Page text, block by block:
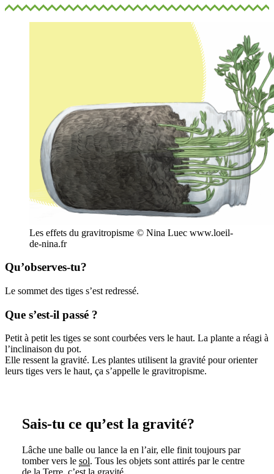
Les effets du gravitropisme © Nina Luec www.loeil-
de-nina.fr
Qu’observes-tu?
Le sommet des tiges s’est redressé.
Que s’est-il passé ?
Petit à petit les tiges se sont courbées vers le haut. La plante a réagi à
l’inclinaison du pot.
Elle ressent la gravité. Les plantes utilisent la gravité pour orienter
leurs tiges vers le haut, ça s’appelle le gravitropisme.
Sais-tu ce qu’est la gravité?
Lâche une balle ou lance la en l’air, elle finit toujours par
tomber vers le sol. Tous les objets sont attirés par le centre